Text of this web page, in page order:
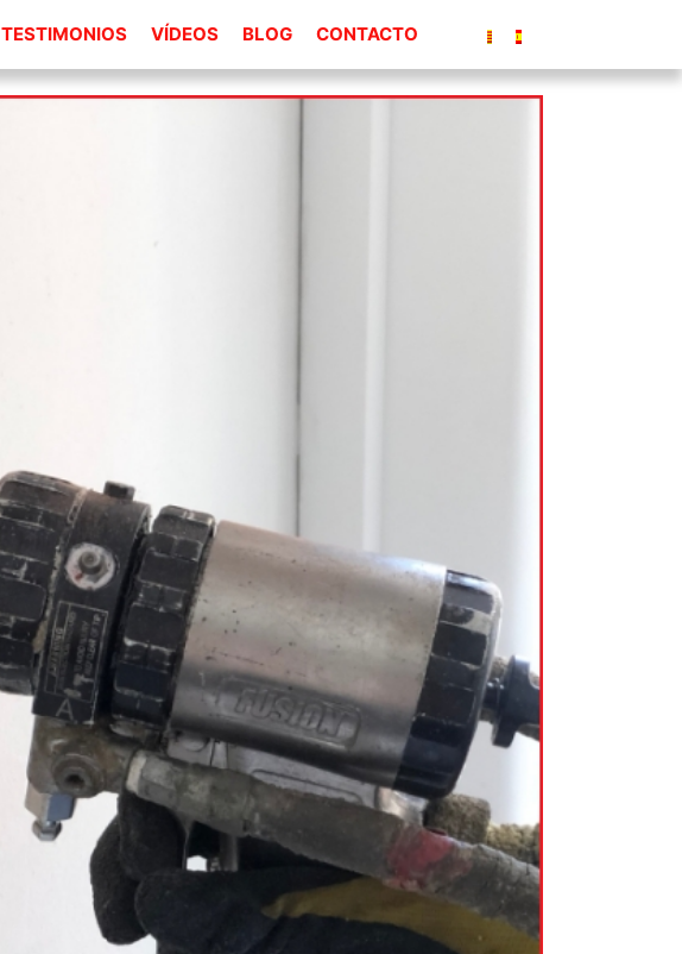
TESTIMONIOS VÍDEOS BLOG CONTACTO